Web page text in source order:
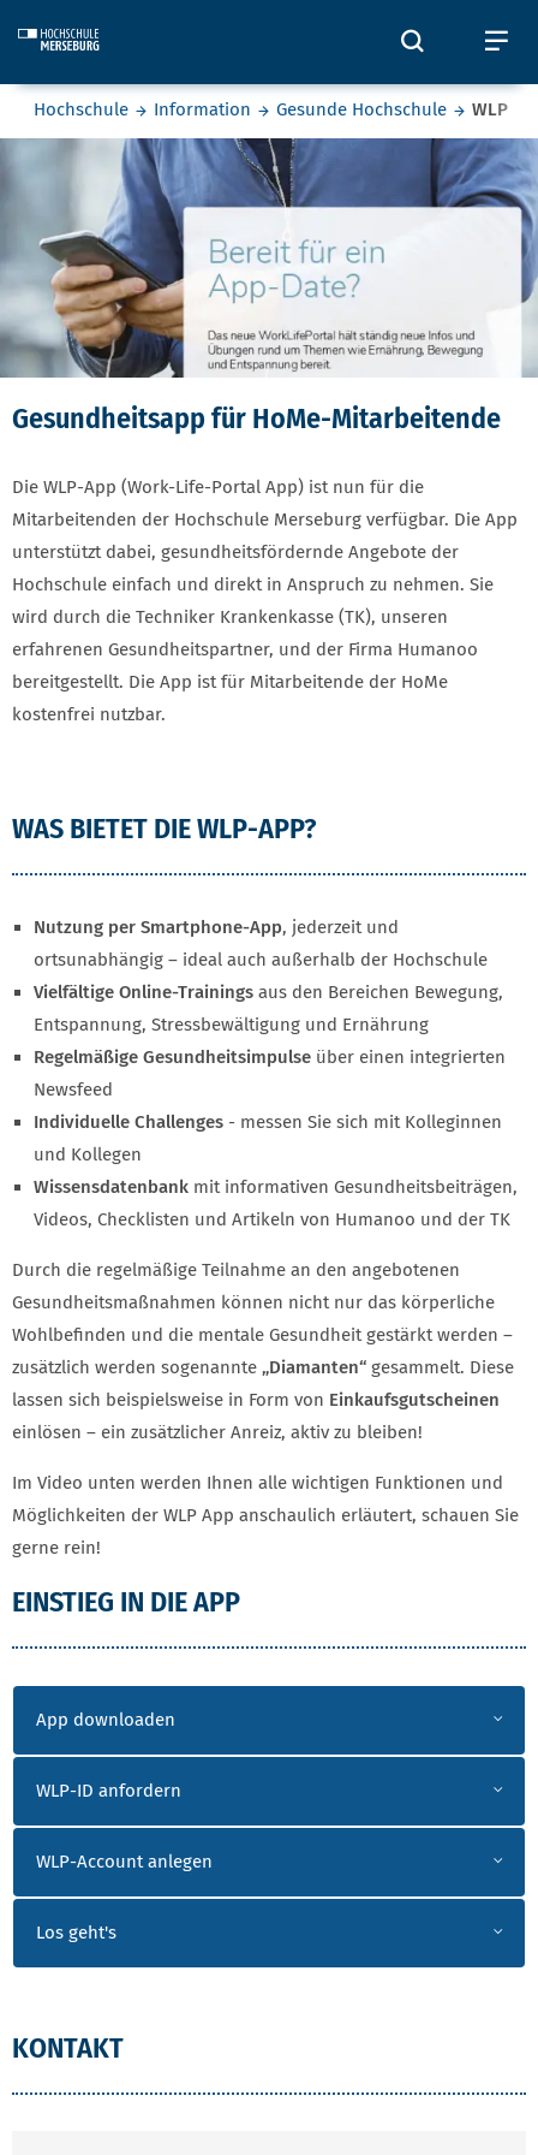
Öffnet
Sie befinden sich hier:
Hochschule Information Gesunde Hochschule WLP
WLP
Gesundheitsapp für HoMe-Mitarbeitende
Die WLP-App (Work-Life-Portal App) ist nun für die
Mitarbeitenden der Hochschule Merseburg verfügbar. Die App
unterstützt dabei, gesundheitsfördernde Angebote der
Hochschule einfach und direkt in Anspruch zu nehmen. Sie
wird durch die Techniker Krankenkasse (TK), unseren
erfahrenen Gesundheitspartner, und der Firma Humanoo
bereitgestellt. Die App ist für Mitarbeitende der HoMe
kostenfrei nutzbar.
WAS BIETET DIE WLP-APP?
Nutzung per Smartphone-App, jederzeit und
ortsunabhängig – ideal auch außerhalb der Hochschule
Vielfältige Online-Trainings aus den Bereichen Bewegung,
Entspannung, Stressbewältigung und Ernährung
Regelmäßige Gesundheitsimpulse über einen integrierten
Newsfeed
Individuelle Challenges - messen Sie sich mit Kolleginnen
und Kollegen
Wissensdatenbank mit informativen Gesundheitsbeiträgen,
Videos, Checklisten und Artikeln von Humanoo und der TK
Durch die regelmäßige Teilnahme an den angebotenen
Gesundheitsmaßnahmen können nicht nur das körperliche
Wohlbefinden und die mentale Gesundheit gestärkt werden –
zusätzlich werden sogenannte „Diamanten“ gesammelt. Diese
lassen sich beispielsweise in Form von Einkaufsgutscheinen
einlösen – ein zusätzlicher Anreiz, aktiv zu bleiben!
Im Video unten werden Ihnen alle wichtigen Funktionen und
Möglichkeiten der WLP App anschaulich erläutert, schauen Sie
gerne rein!
EINSTIEG IN DIE APP
App downloaden
WLP-ID anfordern
WLP-Account anlegen
Los geht's
KONTAKT